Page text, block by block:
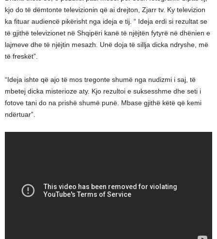
kjo do të dëmtonte televizionin që ai drejton, Zjarr tv. Ky televizion
ka fituar audiencë pikërisht nga ideja e tij. “ Ideja erdi si rezultat se
të gjithë televizionet në Shqipëri kanë të njëjtën fytyrë në dhënien e
lajmeve dhe të njëjtin mesazh. Unë doja të sillja dicka ndryshe, më
të freskët”.
“Ideja ishte që ajo të mos tregonte shumë nga nudizmi i saj, të
mbetej dicka misterioze aty. Kjo rezultoi e suksesshme dhe seti i
fotove tani do na prishë shumë punë. Mbase gjithë këtë që kemi
ndërtuar”.